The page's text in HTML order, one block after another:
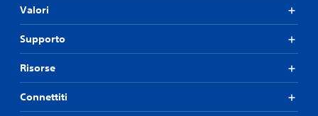
Valori
Supporto
Risorse
Connettiti